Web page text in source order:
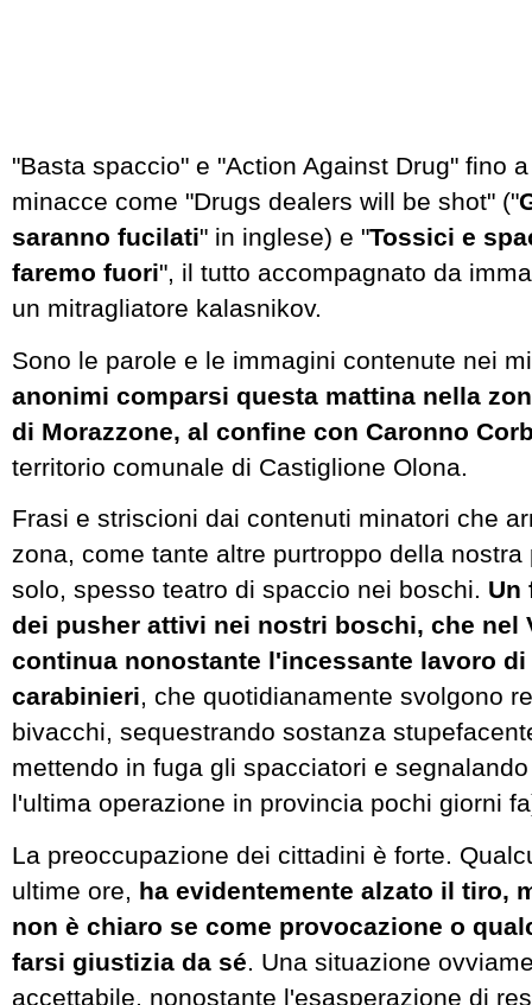
"Basta spaccio" e "Action Against Drug" fino
minacce come "Drugs dealers will be shot" ("
saranno fucilati" in inglese) e "Tossici e
faremo fuori", il tutto accompagnato da
un mitragliatore kalasnikov.
Sono le parole e le immagini contenute nei
anonimi comparsi questa mattina nella
di Morazzone, al confine con Caronno
territorio comunale di Castiglione Olona.
Frasi e striscioni dai contenuti minatori che
zona, come tante altre purtroppo della
solo, spesso teatro di spaccio nei boschi. Un
dei pusher attivi nei nostri boschi, che nel
continua nonostante l'incessante lavoro di
carabinieri, che quotidianamente svolgono
bivacchi, sequestrando sostanza
mettendo in fuga gli spacciatori e
l'ultima operazione in provincia pochi giorni
La preoccupazione dei cittadini è forte.
ultime ore, ha evidentemente alzato il tiro,
non è chiaro se come provocazione o
farsi giustizia da sé. Una situazione
accettabile, nonostante l'esasperazione di